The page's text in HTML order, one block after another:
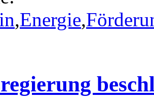
,Energie,